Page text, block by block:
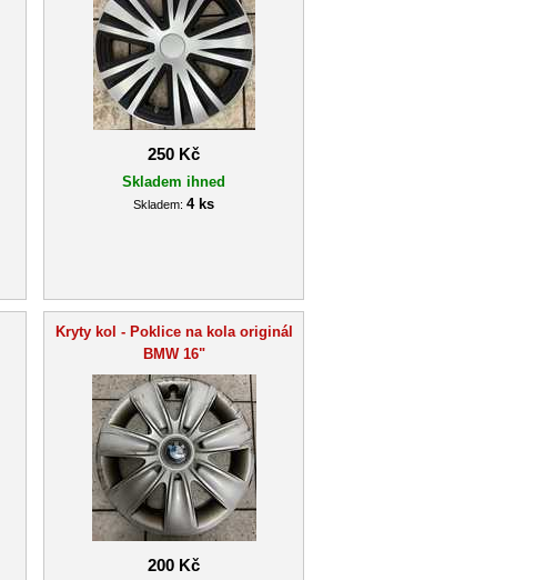
250 Kč
Skladem ihned
Skladem: 4 ks
Kryty kol - Poklice na kola originál
BMW 16"
200 Kč